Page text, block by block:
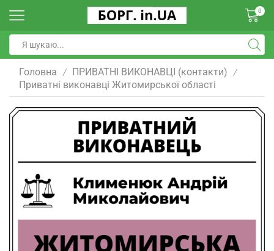
0
Головна / ПРИВАТНІ ВИКОНАВЦІ (контакти) /
Приватні виконавці Житомирської області